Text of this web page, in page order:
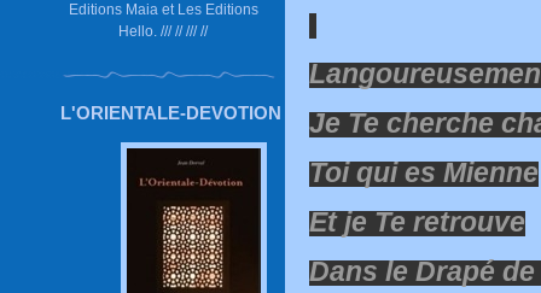
Editions Maia et Les Editions
Hello. /// // /// //
L'ORIENTALE-DEVOTION
Je Te cherche
Toi qui es Mienne
Et je Te retrouve
Dans le Drapé